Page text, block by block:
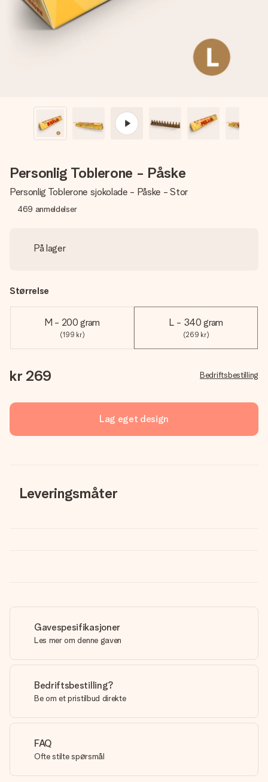
et bilde av dere eller en beskjed som virkelig berører
hjertet. Ikke noe tull, bare masse kjærlighet i øyeblikket.
Personlig Toblerone - Påske
Personlig Toblerone sjokolade - Påske - Stor
469 anmeldelser
På lager
Størrelse
M - 200 gram
(199 kr)
L - 340 gram
(269 kr)
kr 269 Bedriftsbestilling
Lag eget design
Leveringsmåter
Gavespesifikasjoner
Les mer om denne gaven
Bedriftsbestilling?
Be om et pristilbud direkte
FAQ
Ofte stilte spørsmål